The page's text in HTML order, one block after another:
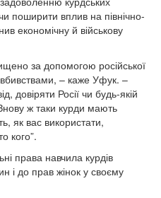
поширити вплив на північно-
економічну й військову
за допомогою російської
– каже Уфук. –
довіряти Росії чи будь-якій
ж таки курди мають
як вас використати,
кого”.
права навчила курдів
і до прав жінок у своєму